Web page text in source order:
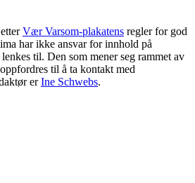
Vær Varsom-plakatens regler for god
har ikke ansvar for innhold på
til. Den som mener seg rammet av
til å ta kontakt med
er Ine Schwebs.